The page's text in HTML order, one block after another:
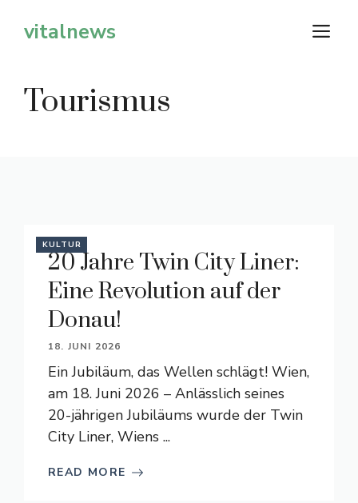
Inhaltvitalnews
Tourismus
KULTUR
20 Jahre Twin City Liner:
Eine Revolution auf der
Donau!
18. JUNI 2026
Ein Jubiläum, das Wellen schlägt! Wien,
am 18. Juni 2026 – Anlässlich seines
20-jährigen Jubiläums wurde der Twin
City Liner, Wiens ...
READ MORE